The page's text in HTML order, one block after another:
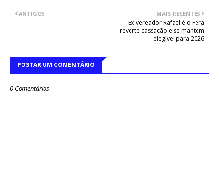
MAIS RECENTES
Ex-vereador Rafael é o Fera
reverte cassação e se mantém
elegível para 2026
ANTIGOS
POSTAR UM COMENTÁRIO
0 Comentários